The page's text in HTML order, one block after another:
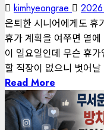
kimhyeongrae
은퇴한 시니어에게도 휴
휴가 계획을 여쭈면 열
이 일요일인데 무슨 휴
할 직장이 없으니 벗어
Read More
1 minute read
게재된 글